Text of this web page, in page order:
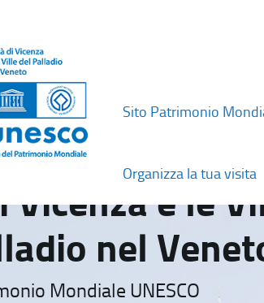
Sito Patrimonio
Organizza la tua visita
Vicenza e le
nel
Mondiale UNESCO